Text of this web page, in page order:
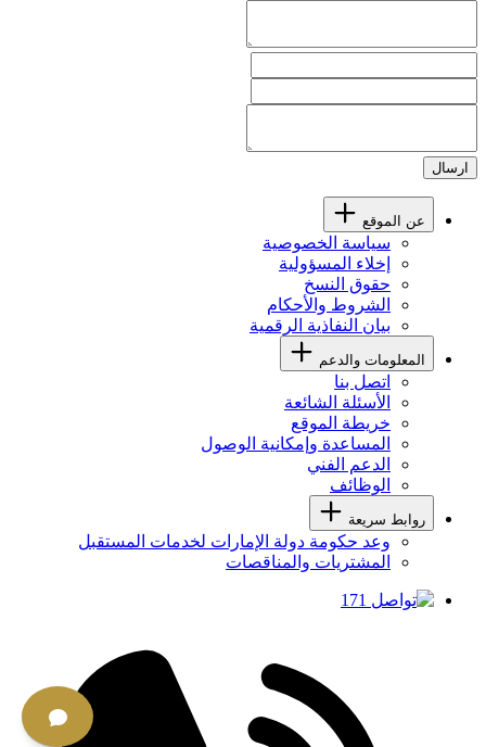
ارسال
عن الموقع
سياسة الخصوصية
إخلاء المسؤولية
حقوق النسخ
الشروط والأحكام
بيان النفاذية الرقمية
المعلومات والدعم
اتصل بنا
الأسئلة الشائعة
خريطة الموقع
المساعدة وإمكانية الوصول
الدعم الفني
الوظائف
روابط سريعة
وعد حكومة دولة الإمارات لخدمات المستقبل
المشتريات والمناقصات